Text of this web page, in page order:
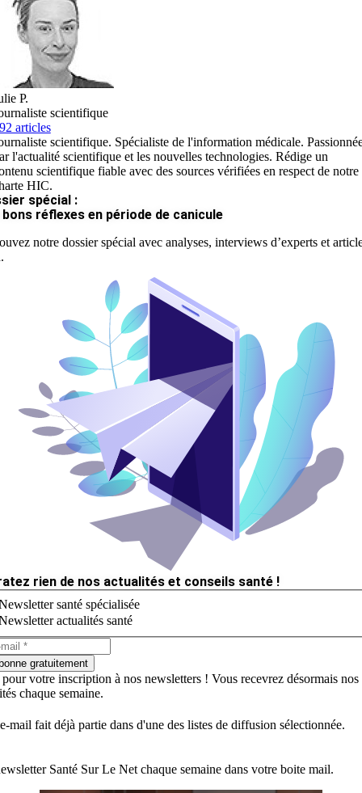
P.
scientifique
articles
scientifique. Spécialiste de l'information médicale.
l'actualité scientifique et les nouvelles technologies. Rédige un
scientifique fiable avec des sources vérifiées en respect de notre
HIC.
spécial :
bons réflexes en période de canicule
notre dossier spécial avec analyses, interviews d’experts et
rien de nos actualités et conseils santé !
santé spécialisée
actualités santé
gratuitement
votre inscription à nos newsletters ! Vous recevrez désormais nos
chaque semaine.
mail fait déjà partie dans d'une des listes de diffusion sélectionnée.
Santé Sur Le Net chaque semaine dans votre boite mail.